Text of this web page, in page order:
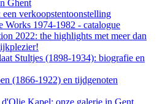
Ghent
verkoopstentoonstelling
Works 1974-1982 - catalogue
2022: the highlights met meer dan
Stultjes (1898-1934): biografie en
(1866-1922) en tijdgenoten
Kapel: onze galerie in Gent